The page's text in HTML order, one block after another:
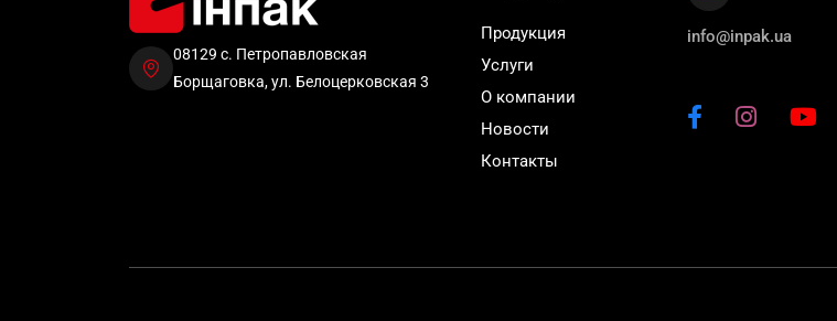
08129 с. Петропавловская
Борщаговка, ул. Белоцерковская 3
Продукция
Услуги
О компании
Новости
Контакты
info@inpak.ua